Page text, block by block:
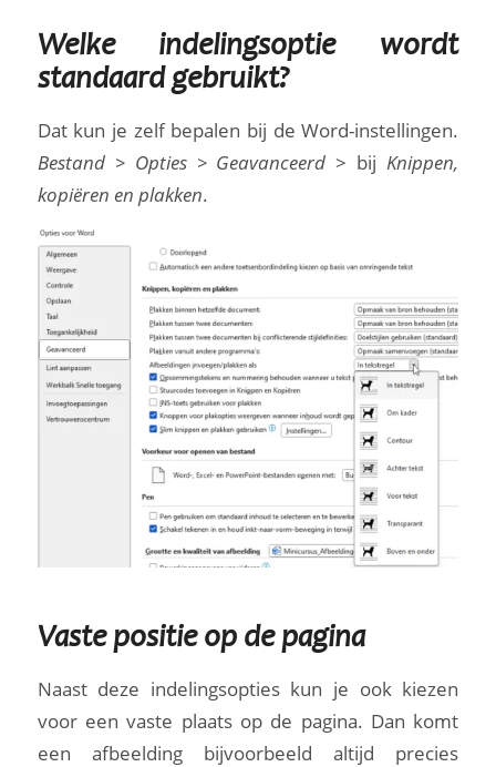
Welke indelingsoptie wordt
standaard gebruikt?
Dat kun je zelf bepalen bij de Word-instellingen.
Bestand > Opties > Geavanceerd > bijKnippen,
kopiëren en plakken.
Vaste positie op de pagina
Naast deze indelingsopties kun je ook kiezen
voor een vaste plaats op de pagina. Dan komt
een afbeelding bijvoorbeeld altijd precies